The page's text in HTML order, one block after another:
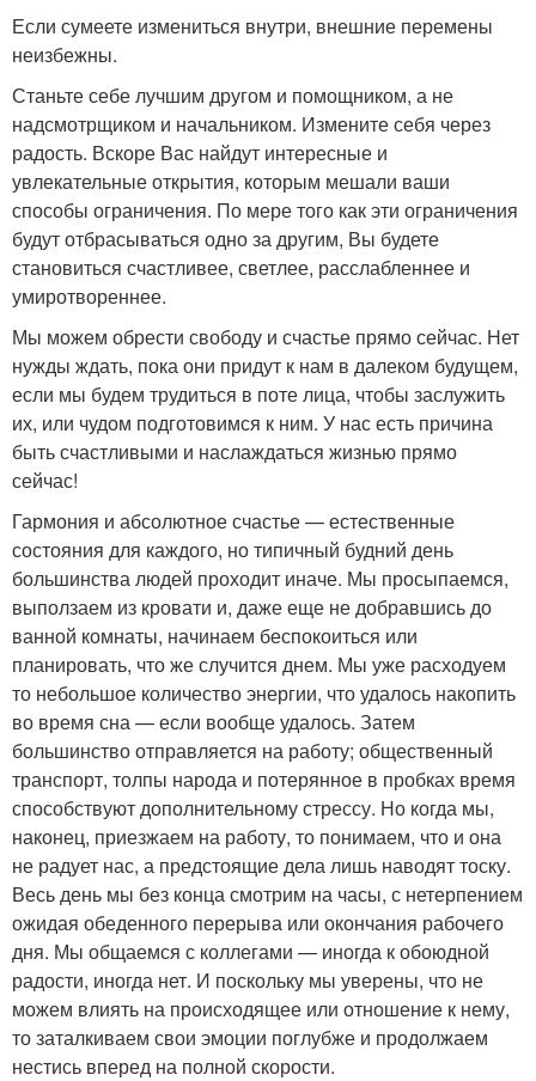
Если сумеете измениться внутри, внешние перемены
неизбежны.
Станьте себе лучшим другом и помощником, а не
надсмотрщиком и начальником. Измените себя через
радость. Вскоре Вас найдут интересные и
увлекательные открытия, которым мешали ваши
способы ограничения. По мере того как эти ограничения
будут отбрасываться одно за другим, Вы будете
становиться счастливее, светлее, расслабленнее и
умиротвореннее.
Мы можем обрести свободу и счастье прямо сейчас. Нет
нужды ждать, пока они придут к нам в далеком будущем,
если мы будем трудиться в поте лица, чтобы заслужить
их, или чудом подготовимся к ним. У нас есть причина
быть счастливыми и наслаждаться жизнью прямо
сейчас!
Гармония и абсолютное счастье — естественные
состояния для каждого, но типичный будний день
большинства людей проходит иначе. Мы просыпаемся,
выползаем из кровати и, даже еще не добравшись до
ванной комнаты, начинаем беспокоиться или
планировать, что же случится днем. Мы уже расходуем
то небольшое количество энергии, что удалось накопить
во время сна — если вообще удалось. Затем
большинство отправляется на работу; общественный
транспорт, толпы народа и потерянное в пробках время
способствуют дополнительному стрессу. Но когда мы,
наконец, приезжаем на работу, то понимаем, что и она
не радует нас, а предстоящие дела лишь наводят тоску.
Весь день мы без конца смотрим на часы, с нетерпением
ожидая обеденного перерыва или окончания рабочего
дня. Мы общаемся с коллегами — иногда к обоюдной
радости, иногда нет. И поскольку мы уверены, что не
можем влиять на происходящее или отношение к нему,
то заталкиваем свои эмоции поглубже и продолжаем
нестись вперед на полной скорости.